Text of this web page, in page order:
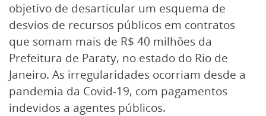
objetivo de desarticular um esquema de
desvios de recursos públicos em contratos
que somam mais de R$ 40 milhões da
Prefeitura de Paraty, no estado do Rio de
Janeiro. As irregularidades ocorriam desde a
pandemia da Covid-19, com pagamentos
indevidos a agentes públicos.